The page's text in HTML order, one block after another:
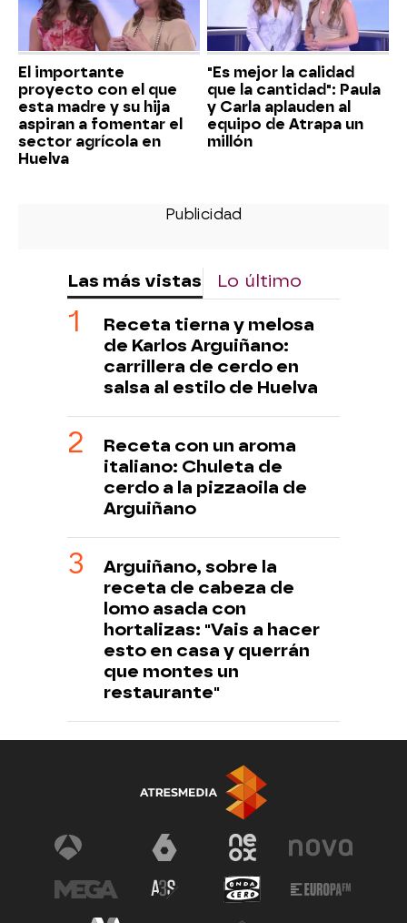
El importante
proyecto con el que
esta madre y su hija
aspiran a fomentar el
sector agrícola en
Huelva
"Es mejor la calidad
que la cantidad": Paula
y Carla aplauden al
equipo de Atrapa un
millón
Las más vistas Lo último
Receta tierna y melosa
de Karlos Arguiñano:
carrillera de cerdo en
salsa al estilo de Huelva
Receta con un aroma
italiano: Chuleta de
cerdo a la pizzaoila de
Arguiñano
Arguiñano, sobre la
receta de cabeza de
lomo asada con
hortalizas: "Vais a hacer
esto en casa y querrán
que montes un
restaurante"